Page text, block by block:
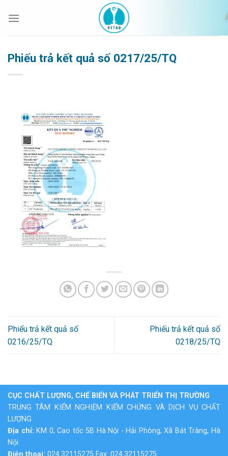
qua
Phiếu trả kết quả số 0217/25/TQ
Phiếu trả kết quả số
0216/25/TQ
Phiếu trả kết quả số
0218/25/TQ
CỤC CHẤT LƯỢNG, CHẾ BIẾN VÀ PHÁT TRIỂN THỊ TRƯỜNG
TRUNG TÂM KIỂM NGHIỆM KIỂM CHỨNG VÀ DỊCH VỤ CHẤT
LƯỢNG
Địa chỉ: KM 0, Cao tốc 5B Hà Nội - Hải Phòng, Xã Bát Tràng, Hà
Nội